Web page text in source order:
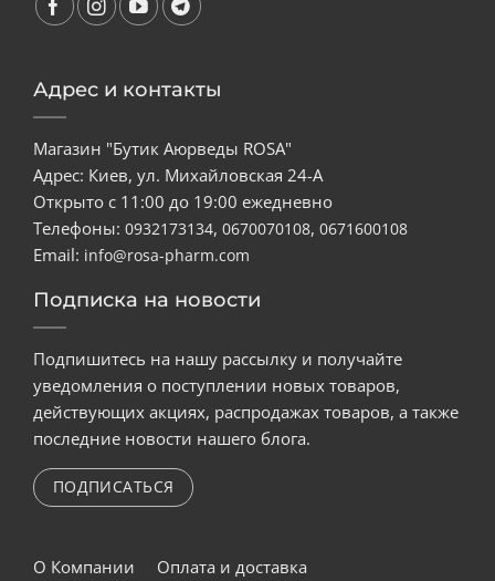
Адрес и контакты
Магазин "Бутик Аюрведы ROSA"
Адрес: Киев, ул. Михайловская 24-А
Открыто с 11:00 до 19:00 ежедневно
Телефоны: 0932173134, 0670070108, 0671600108
Email: info@rosa-pharm.com
Подписка на новости
Подпишитесь на нашу рассылку и получайте
уведомления о поступлении новых товаров,
действующих акциях, распродажах товаров, а также
последние новости нашего блога.
ПОДПИСАТЬСЯ
О Компании Оплата и доставка